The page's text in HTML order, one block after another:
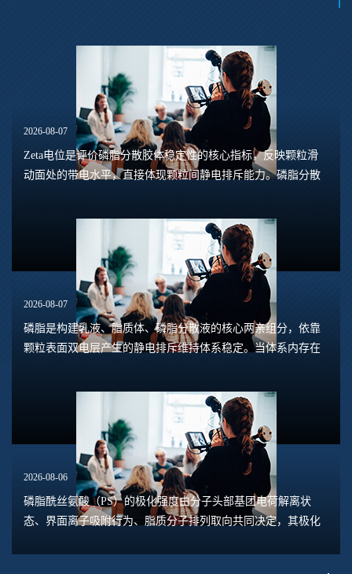
2026-08-07
Zeta电位是评价磷脂分散胶体稳定性的核心指标，反映颗粒滑
动面处的带电水平，直接体现颗粒间静电排斥能力。磷脂分散
2026-08-07
磷脂是构建乳液、脂质体、磷脂分散液的核心两亲组分，依靠
颗粒表面双电层产生的静电排斥维持体系稳定。当体系内存在
2026-08-06
磷脂酰丝氨酸（PS）的极化强度由分子头部基团电荷解离状
态、界面离子吸附行为、脂质分子排列取向共同决定，其极化